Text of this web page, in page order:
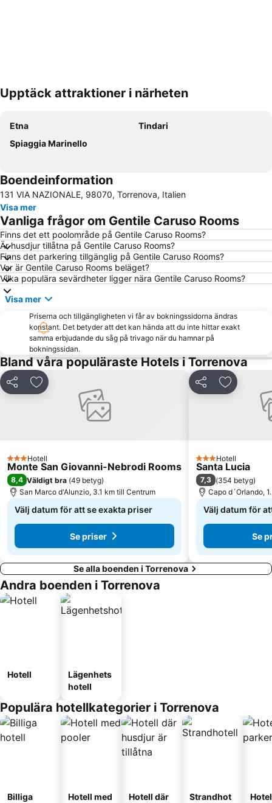
Förstora kartan
Upptäck attraktioner i närheten
Etna
Tindari
Spiaggia Marinello
Boendeinformation
131 VIA NAZIONALE, 98070, Torrenova, Italien
Visa mer
Vanliga frågor om Gentile Caruso Rooms
Finns det ett poolområde på Gentile Caruso Rooms?
Är husdjur tillåtna på Gentile Caruso Rooms?
Finns det parkering tillgänglig på Gentile Caruso Rooms?
Var är Gentile Caruso Rooms beläget?
Vilka populära sevärdheter ligger nära Gentile Caruso Rooms?
Visa mer
Priserna och tillgängligheten vi får av bokningssidorna ändras
konstant. Det betyder att det kan hända att du inte hittar exakt
samma erbjudande du såg på trivago när du hamnar på
bokningssidan.
Bland våra populäraste Hotels i Torrenova
Dela Lägg till i Mina Favoriter
3 Stjärnor
Hotell
Monte San Giovanni-Nebrodi Rooms
8,4 Väldigt bra (49 betyg)
San Marco d'Alunzio, 3.1 km till Centrum
Välj datum för att se exakta priser
Se priser
Dela Lägg till i
3 Stjärnor
Hotell
Santa Lucia
7,3 (354 betyg)
Capo d´Orlando,
Välj datum för
Se
Se alla boenden i Torrenova
Andra boenden i Torrenova
Hotell
Lägenhets
hotell
Populära hotellkategorier i Torrenova
Billiga
Hotell med
Hotell där
Strandhot